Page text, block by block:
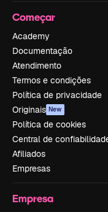
Começar
Academy
Documentação
Atendimento
Termos e condições
Política de privacidade
Originais New
Política de cookies
Central de
Afiliados
Empresas
Empresa